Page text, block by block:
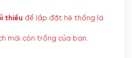
thiểu để lắp đặt hệ thống là
mái còn trống của bạn.